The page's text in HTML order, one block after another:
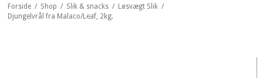
Forside / Shop / Slik & snacks / Løsvægt Slik /
Djungelvrål fra Malaco/Leaf, 2kg.